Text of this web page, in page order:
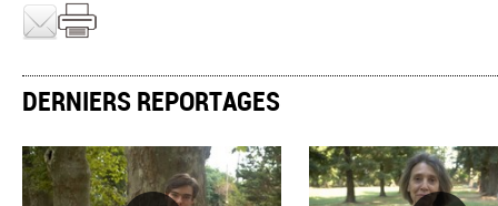
DERNIERS REPORTAGES